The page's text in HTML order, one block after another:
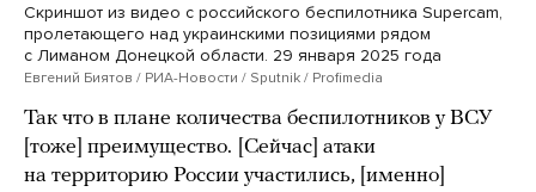
Скриншот из видео с российского беспилотника Supercam,
пролетающего над украинскими позициями рядом
с Лиманом Донецкой области. 29 января 2025 года
Евгений Биятов / РИА-Новости / Sputnik / Profimedia
Так что в плане количества беспилотников у ВСУ
[тоже] преимущество. [Сейчас] атаки
на территорию России участились, [именно]